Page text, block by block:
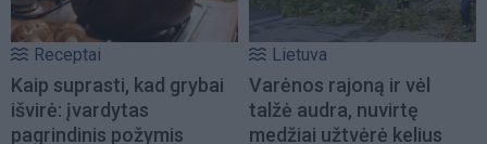
Receptai
Kaip suprasti, kad grybai
išvirė: įvardytas
pagrindinis požymis
Lietuva
Varėnos rajoną ir vėl
talžė audra, nuvirtę
medžiai užtvėrė kelius